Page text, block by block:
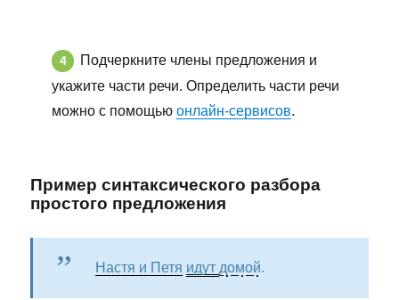
Подчеркните члены предложения и
укажите части речи. Определить части речи
можно с помощьюонлайн-сервисов.
Пример синтаксического разбора
простого предложения
Настя и Петя идут домой.